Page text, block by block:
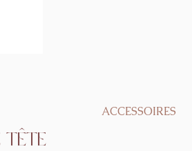
ACCESSOIRES
tête